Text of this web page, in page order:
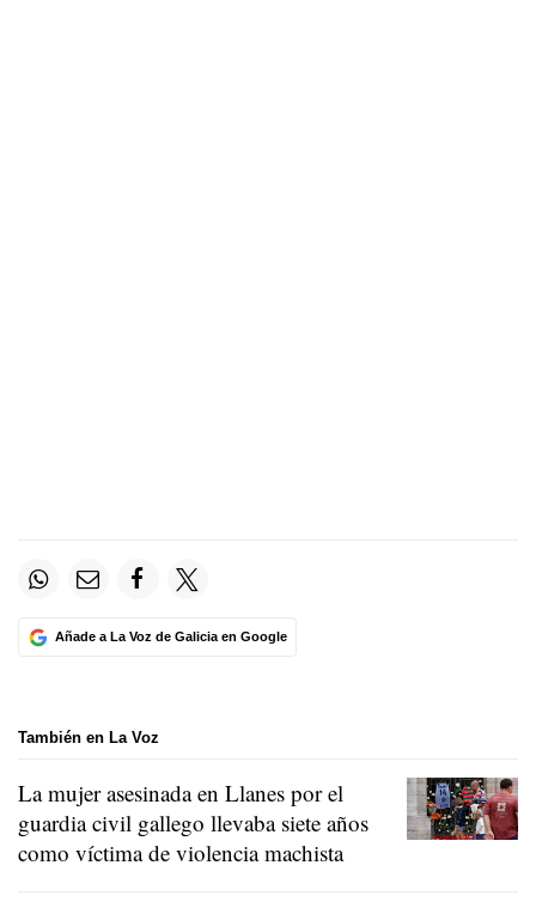
Añade a La Voz de Galicia en Google
También en La Voz
La mujer asesinada en Llanes por el
guardia civil gallego llevaba siete años
como víctima de violencia machista